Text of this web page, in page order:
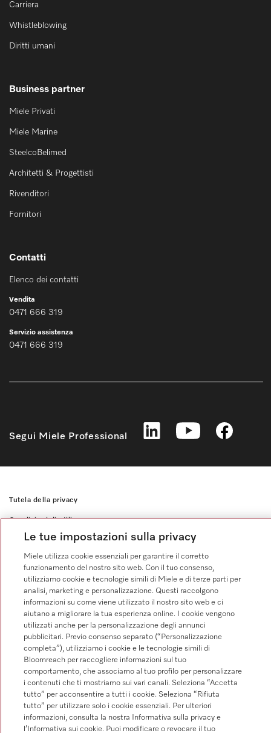
Carriera
Whistleblowing
Diritti umani
Business partner
Miele Privati
Miele Marine
SteelcoBelimed
Architetti & Progettisti
Rivenditori
Fornitori
Contatti
Elenco dei contatti
Vendita
0471 666 319
Servizio assistenza
0471 666 319
Segui Miele Professional
Tutela della privacy
Condizioni di utilizzo
Impressum
Impostazioni cookie
Le tue impostazioni sulla privacy
Miele utilizza cookie essenziali per garantire il corretto
funzionamento del nostro sito web. Con il tuo consenso,
utilizziamo cookie e tecnologie simili di Miele e di terze parti per
analisi, marketing e personalizzazione. Questi raccolgono
informazioni su come viene utilizzato il nostro sito web e ci
aiutano a migliorare la tua esperienza online. I cookie vengono
utilizzati anche per la personalizzazione degli annunci
pubblicitari. Previo consenso separato (“Personalizzazione
completa”), utilizziamo i cookie e le tecnologie simili di
Bloomreach per raccogliere informazioni sul tuo
comportamento, che associamo al tuo profilo per personalizzare
i contenuti che ti mostriamo sui vari canali. Seleziona “Accetta
tutto” per acconsentire a tutti i cookie. Seleziona “Rifiuta
tutto” per utilizzare solo i cookie essenziali. Per ulteriori
informazioni, consulta la nostra Informativa sulla privacy e
l’Informativa sui cookie. Puoi modificare o revocare il tuo